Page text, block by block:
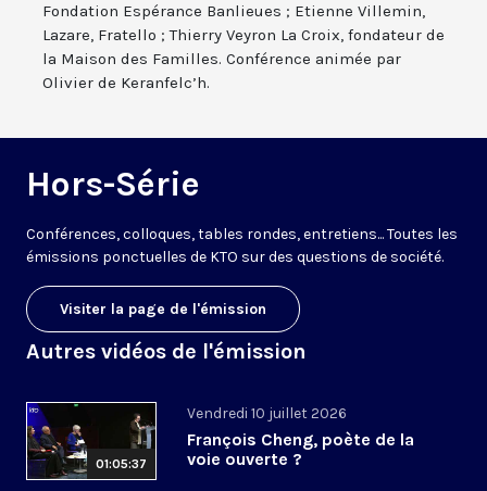
Fondation Espérance Banlieues ; Etienne Villemin,
Lazare, Fratello ; Thierry Veyron La Croix, fondateur de
la Maison des Familles. Conférence animée par
Olivier de Keranfelc’h.
Hors-Série
Conférences, colloques, tables rondes, entretiens... Toutes les
émissions ponctuelles de KTO sur des questions de société.
Visiter la page de l'émission
Autres vidéos de l'émission
01:05:37
Vendredi 10 juillet 2026
François Cheng, poète de la
voie ouverte ?